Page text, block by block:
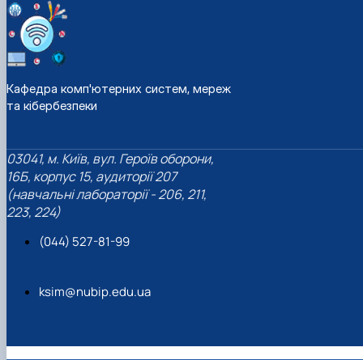
Кафедра комп'ютерних систем, мереж
та кібербезпеки
03041, м. Київ, вул. Героїв оборони,
16Б, корпус 15, аудиторії 207
(навчальні лабораторії - 206, 211,
223, 224)
(044) 527-81-99
ksim@nubip.edu.ua